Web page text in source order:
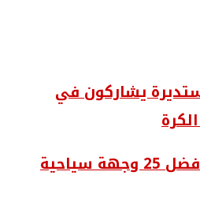
يشاركون في
«الاسكندرية» ضمن أفضل 25 وجهة سياحية